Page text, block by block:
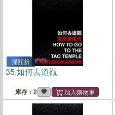
滿額折
35.如何去道觀
庫存：2